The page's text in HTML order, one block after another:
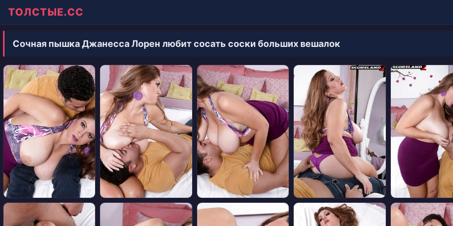
ТОЛСТЫЕ.СС
Сочная пышка Джанесса Лорен любит сосать соски больших вешалок